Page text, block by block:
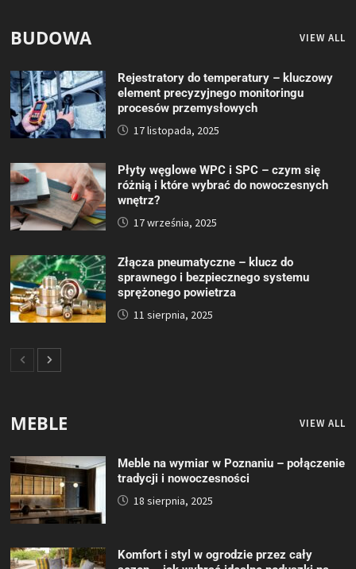
BUDOWA VIEW ALL
Rejestratory do temperatury – kluczowy
element precyzyjnego monitoringu
procesów przemysłowych
17 listopada, 2025
Płyty węglowe WPC i SPC – czym się
różnią i które wybrać do nowoczesnych
wnętrz?
17 września, 2025
Złącza pneumatyczne – klucz do
sprawnego i bezpiecznego systemu
sprężonego powietrza
11 sierpnia, 2025
MEBLE VIEW ALL
Meble na wymiar w Poznaniu – połączenie
tradycji i nowoczesności
18 sierpnia, 2025
Komfort i styl w ogrodzie przez cały